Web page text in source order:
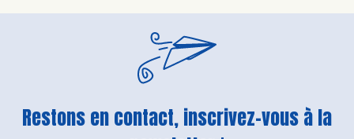
Restons en contact, inscrivez-vous à la